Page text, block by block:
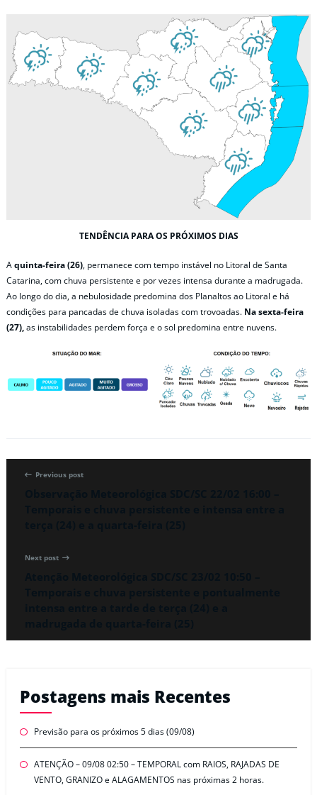
TENDÊNCIA PARA OS PRÓXIMOS DIAS
Aquinta-feira (26), permanece com tempo instável no Litoral de Santa
Catarina, com chuva persistente e por vezes intensa durante a madrugada.
Ao longo do dia, a nebulosidade predomina dos Planaltos ao Litoral e há
condições para pancadas de chuva isoladas com trovoadas. Na sexta-feira
(27),as instabilidades perdem força e o sol predomina entre nuvens.
Previous post
Next post
Postagens mais Recentes
Previsão para os próximos 5 dias (09/08)
ATENÇÃO – 09/08 02:50 – TEMPORAL com RAIOS, RAJADAS DE
VENTO, GRANIZO e ALAGAMENTOS nas próximas 2 horas.